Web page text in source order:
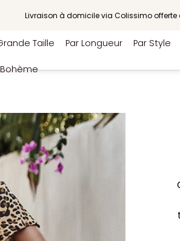
Livraison à domicile via Colissimo
Taille Par Longueur Par Style